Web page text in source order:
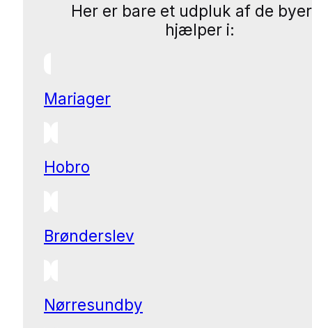
Her er bare et udpluk af de
hjælper i:
Mariager
Hobro
Brønderslev
Nørresundby